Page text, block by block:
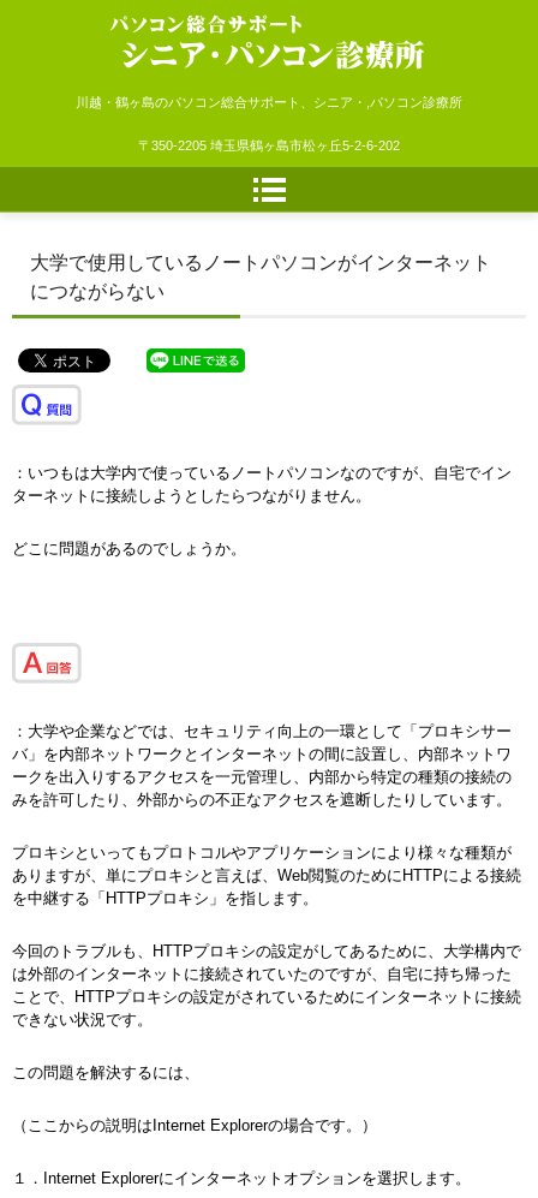
シニア・パソコン診療所
川越・鶴ヶ島のパソコン総合サポート、シニア・,パソコン診療所
〒350-2205 埼玉県鶴ヶ島市松ヶ丘5-2-6-202
大学で使用しているノートパソコンがインターネット
につながらない
：いつもは大学内で使っているノートパソコンなのですが、自宅でイン
ターネットに接続しようとしたらつながりません。
どこに問題があるのでしょうか。
：大学や企業などでは、セキュリティ向上の一環として「プロキシサー
バ」を内部ネットワークとインターネットの間に設置し、内部ネットワ
ークを出入りするアクセスを一元管理し、内部から特定の種類の接続の
みを許可したり、外部からの不正なアクセスを遮断したりしています。
プロキシといってもプロトコルやアプリケーションにより様々な種類が
ありますが、単にプロキシと言えば、Web閲覧のためにHTTPによる接続
を中継する「HTTPプロキシ」を指します。
今回のトラブルも、HTTPプロキシの設定がしてあるために、大学構内で
は外部のインターネットに接続されていたのですが、自宅に持ち帰った
ことで、HTTPプロキシの設定がされているためにインターネットに接続
できない状況です。
この問題を解決するには、
（ここからの説明はInternet Explorerの場合です。）
１．Internet Explorerにインターネットオプションを選択します。